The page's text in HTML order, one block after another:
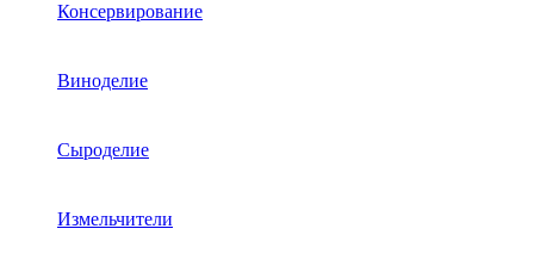
Консервирование
Виноделие
Сыроделие
Измельчители